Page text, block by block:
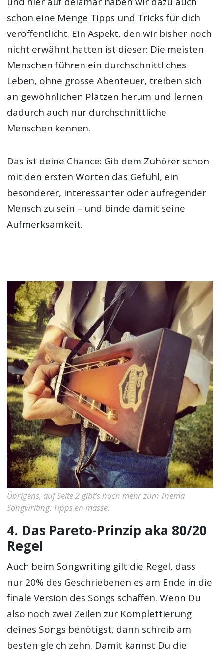
schon eine Menge Tipps und Tricks für dich
veröffentlicht. Ein Aspekt, den wir bisher noch
nicht erwähnt hatten ist dieser: Die meisten
Menschen führen ein durchschnittliches
Leben, ohne grosse Abenteuer, treiben sich
an gewöhnlichen Plätzen herum und lernen
dadurch auch nur durchschnittliche
Menschen kennen.
Das ist deine Chance: Gib dem Zuhörer schon
mit den ersten Worten das Gefühl, ein
besonderer, interessanter oder aufregender
Mensch zu sein – und binde damit seine
Aufmerksamkeit.
Übrigens, auf Seite 2 gibt’s noch mehr zum Thema
Songwriting: Tipps en masse.
4. Das Pareto-Prinzip aka 80/20
Regel
Auch beim Songwriting gilt die Regel, dass
nur 20% des Geschriebenen es am Ende in die
finale Version des Songs schaffen. Wenn Du
also noch zwei Zeilen zur Komplettierung
deines Songs benötigst, dann schreib am
besten gleich zehn. Damit kannst Du die